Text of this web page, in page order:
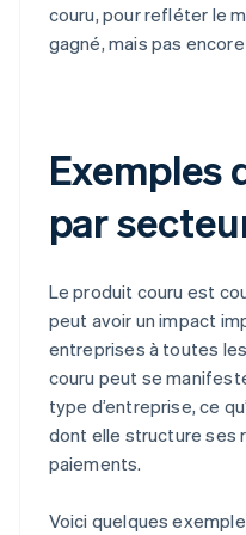
couru, pour refléter le
gagné, mais pas
Exemples
par
Le produit couru est
peut avoir un impact
entreprises à toutes
couru peut se
type d’entreprise, ce
dont elle structure ses
paiements.
Voici quelques